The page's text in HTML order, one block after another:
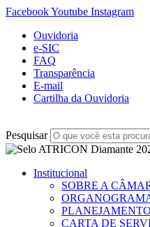
FacebookYoutube Instagram
Ouvidoria
e-SIC
FAQ
Transparência
E-mail
Cartilha da Ouvidoria
Pesquisar
Institucional
SOBRE A
CARTA DE